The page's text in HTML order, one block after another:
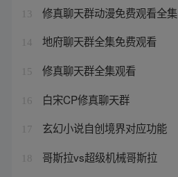
13 修真聊天群动漫免费观看全集
14 地府聊天群全集免费观看
15 修真聊天群全集观看
16 白宋CP修真聊天群
17 玄幻小说自创境界对应功能
18 哥斯拉vs超级机械哥斯拉